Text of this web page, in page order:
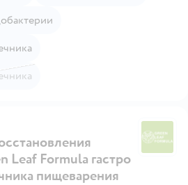
Formula гастро
пищеварения